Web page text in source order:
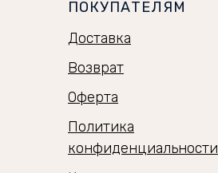
ПОКУПАТЕЛЯМ
Доставка
Возврат
Оферта
Политика
конфиденциальности